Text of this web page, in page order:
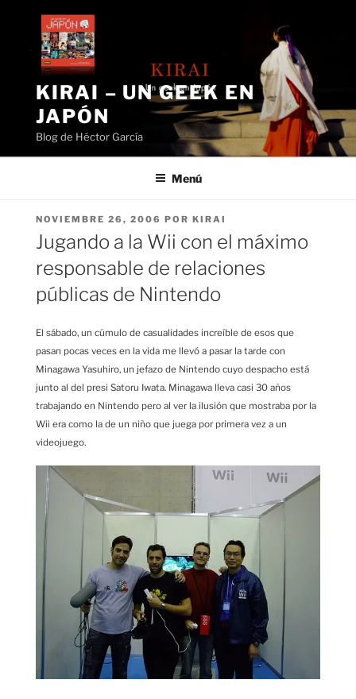
contenido
KIRAI – UN GEEK EN
JAPÓN
Blog de Héctor García
Menú
PUBLICADO
EL
NOVIEMBRE 26, 2006 POR KIRAI
Jugando a la Wii con el máximo
responsable de relaciones
públicas de Nintendo
El sábado, un cúmulo de casualidades increíble de esos que
pasan pocas veces en la vida me llevó a pasar la tarde con
Minagawa Yasuhiro, un jefazo de Nintendo cuyo despacho está
junto al del presi Satoru Iwata. Minagawa lleva casi 30 años
trabajando en Nintendo pero al ver la ilusión que mostraba por la
Wii era como la de un niño que juega por primera vez a un
videojuego.